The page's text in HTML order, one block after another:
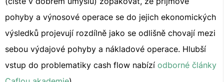
pohyby a výnosové operace se do jejich ekonomických
výsledků projevují rozdílně jako se odlišně chovají mezi
sebou výdajové pohyby a nákladové operace. Hlubší
vstup do problematiky cash flow nabízí odborné články